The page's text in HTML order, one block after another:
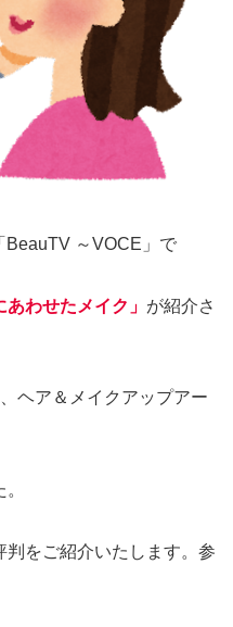
BeauTV ～VOCE」で
わせたメイク」 が紹介さ
ヘア＆メイクアップアー
判をご紹介いたします。参